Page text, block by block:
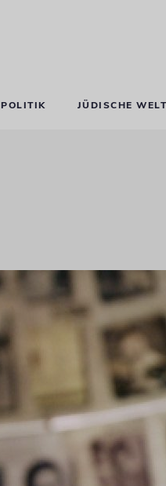
POLITIK JÜDISCHE WELT